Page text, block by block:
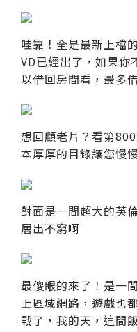
哇靠！全是最新上檔
VD已經出了，如果你
以借回房間看，最多
想回顧老片？看第
本厚厚的目錄讓您慢
對面是一間超大的英
層出不窮啊
最傻眼的來了！是一
上區域網路，遊戲也
戰了，我的天，這間